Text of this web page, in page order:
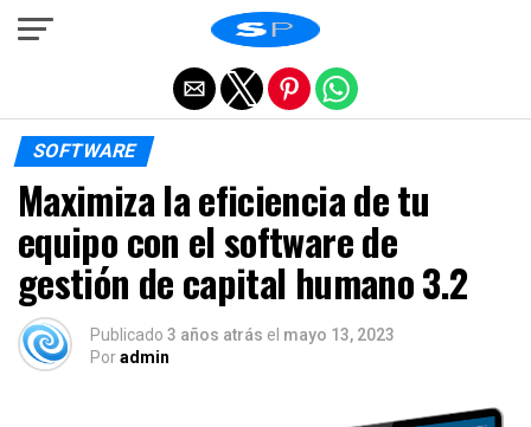
SOFTWARE
Maximiza la eficiencia de tu
equipo con el software de
gestión de capital humano 3.2
Publicado 3 años atrás el mayo 13, 2023
Poradmin
Salir de la versión móvil